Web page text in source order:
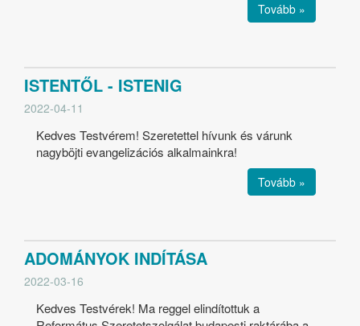
Tovább »
ISTENTŐL - ISTENIG
2022-04-11
Kedves Testvérem! Szeretettel hívunk és várunk
nagyböjti evangelizációs alkalmainkra!
Tovább »
ADOMÁNYOK INDÍTÁSA
2022-03-16
Kedves Testvérek! Ma reggel elindítottuk a